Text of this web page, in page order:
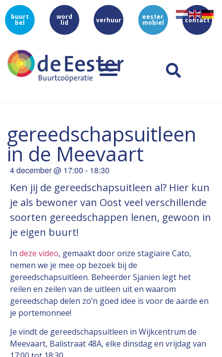
buurt
bel
word
lid verhuur eester
mobiel contact
gereedschapsuitleen
in de Meevaart
4 december@ 17:00 - 18:30
Ken jij de gereedschapsuitleen al? Hier kun
je als bewoner van Oost veel verschillende
soorten gereedschappen lenen, gewoon in
je eigen buurt!
In deze video, gemaakt door onze stagiaire Cato,
nemen we je mee op bezoek bij de
gereedschapsuitleen. Beheerder Sjanien legt het
reilen en zeilen van de uitleen uit en waarom
gereedschap delen zo’n goed idee is voor de aarde en
je portemonnee!
Je vindt de gereedschapsuitleen in Wijkcentrum de
Meevaart, Balistraat 48A, elke dinsdag en vrijdag van